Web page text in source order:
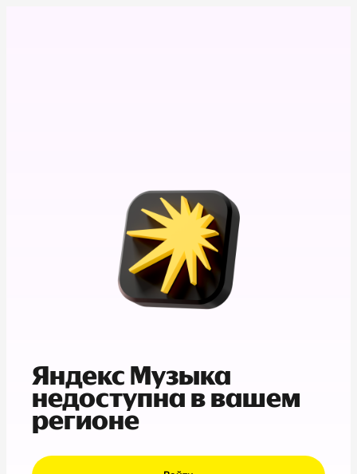
Яндекс Музыка
недоступна в вашем
регионе